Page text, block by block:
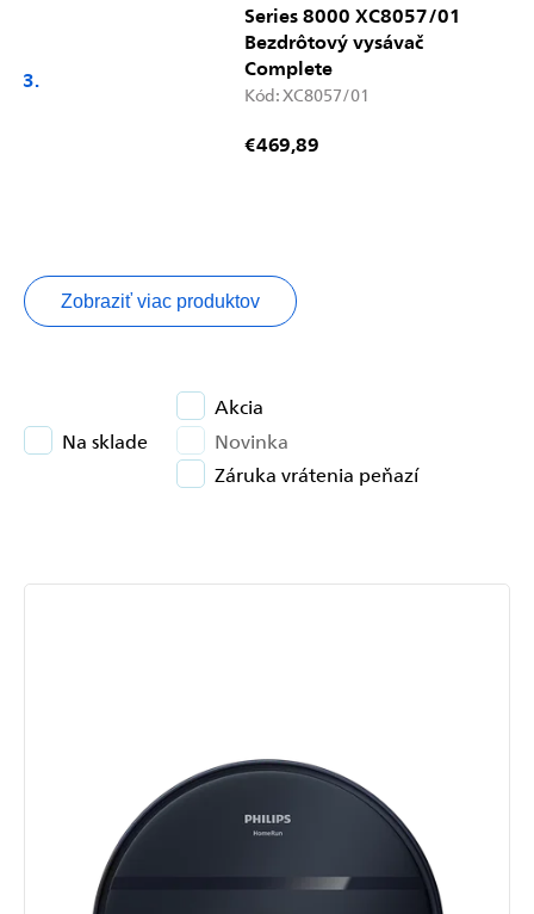
Series 8000 XC8057/01
Bezdrôtový vysávač
Complete
Kód:XC8057/01
€469,89
Zobraziť viac produktov
Na sklade
Akcia
Novinka
Záruka vrátenia peňazí